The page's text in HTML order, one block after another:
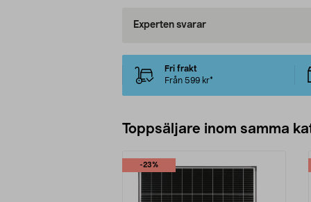
Experten svarar
Fri frakt
Från 599 kr*
Toppsäljare inom samma
-23%